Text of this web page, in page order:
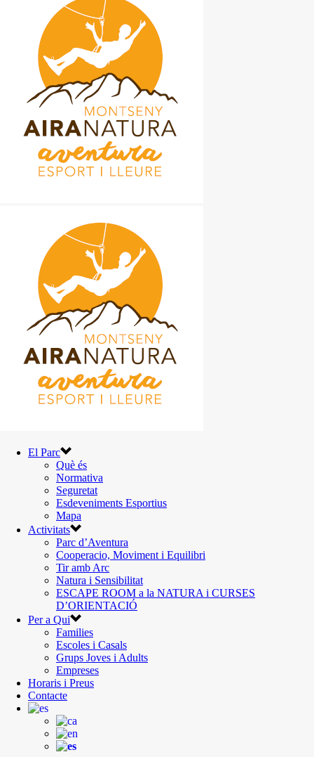
El Parc
Què és
Normativa
Seguretat
Esdeveniments Esportius
Mapa
Activitats
Parc d’Aventura
Cooperacio, Moviment i Equilibri
Tir amb Arc
Natura i Sensibilitat
ESCAPE ROOM a la NATURA i CURSES
D’ORIENTACIÓ
Per a Qui
Families
Escoles i Casals
Grups Joves i Adults
Empreses
Horaris i Preus
Contacte